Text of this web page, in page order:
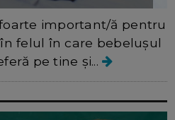
important/ă pentru
felul în care bebelușul
pe tine și...